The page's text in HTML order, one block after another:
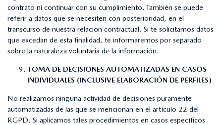
contrato ni continuar con su cumplimiento. También se puede
referir a datos que se necesiten con posterioridad, en el
transcurso de nuestra relación contractual. Si te solicitamos datos
que excedan de esta finalidad, te informaremos por separado
sobre la naturaleza voluntaria de la información.
TOMA DE DECISIONES AUTOMATIZADAS EN CASOS
INDIVIDUALES (INCLUSIVE ELABORACIÓN DE PERFILES)
No realizamos ninguna actividad de decisiones puramente
automatizadas de las que se mencionan en el artículo 22 del
RGPD. Si aplicamos tales procedimientos en casos específicos